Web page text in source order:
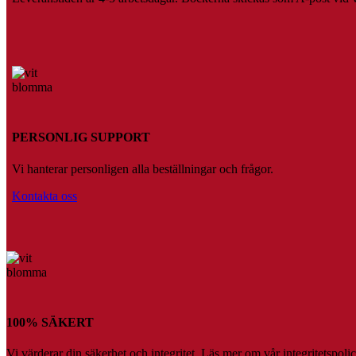
PERSONLIG SUPPORT
Vi hanterar personligen alla beställningar och frågor.
Kontakta oss
100% SÄKERT